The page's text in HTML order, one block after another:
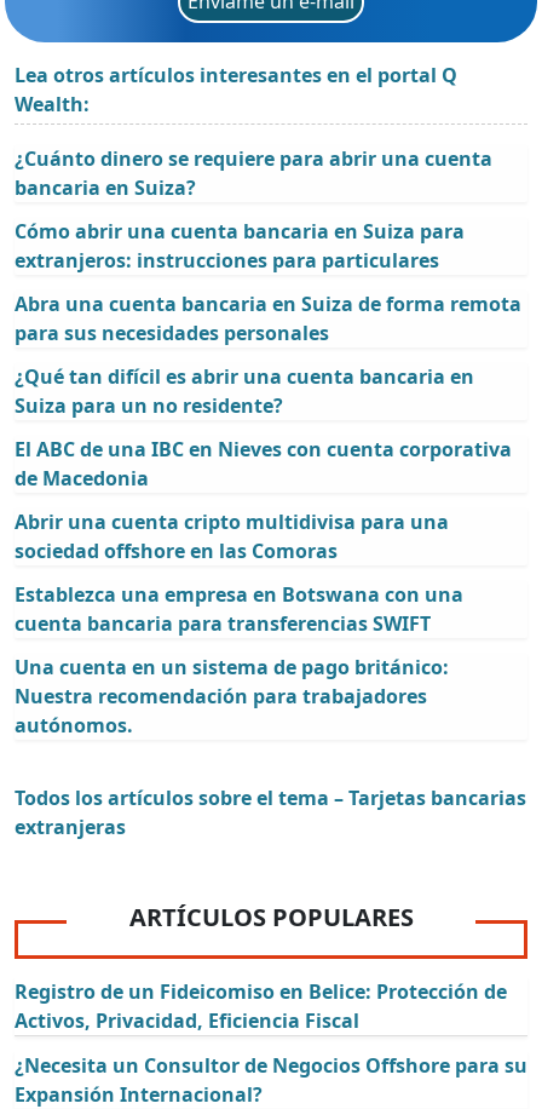
Lea otros artículos interesantes en el portal Q
Wealth:
¿Cuánto dinero se requiere para abrir una cuenta
bancaria en Suiza?
Cómo abrir una cuenta bancaria en Suiza para
extranjeros: instrucciones para particulares
Abra una cuenta bancaria en Suiza de forma remota
para sus necesidades personales
¿Qué tan difícil es abrir una cuenta bancaria en
Suiza para un no residente?
El ABC de una IBC en Nieves con cuenta corporativa
de Macedonia
Abrir una cuenta cripto multidivisa para una
sociedad offshore en las Comoras
Establezca una empresa en Botswana con una
cuenta bancaria para transferencias SWIFT
Una cuenta en un sistema de pago británico:
Nuestra recomendación para trabajadores
autónomos.
Todos los artículos sobre el tema – Tarjetas bancarias
extranjeras
ARTÍCULOS POPULARES
Registro de un Fideicomiso en Belice: Protección de
Activos, Privacidad, Eficiencia Fiscal
¿Necesita un Consultor de Negocios Offshore para su
Expansión Internacional?